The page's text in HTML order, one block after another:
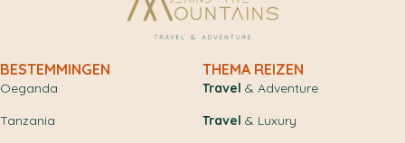
BESTEMMINGEN
Oeganda
Tanzania
THEMA REIZEN
Travel & Adventure
Travel & Luxury